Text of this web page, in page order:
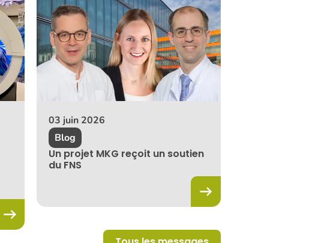
03 juin 2026
Blog
Un projet MKG reçoit un soutien
du FNS